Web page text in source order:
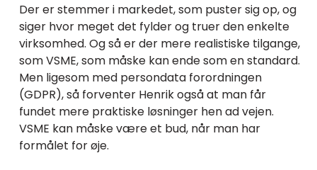
Der er stemmer i markedet, som puster sig op, og
siger hvor meget det fylder og truer den enkelte
virksomhed. Og så er der mere realistiske tilgange,
som VSME, som måske kan ende som en standard.
Men ligesom med persondata forordningen
(GDPR), så forventer Henrik også at man får
fundet mere praktiske løsninger hen ad vejen.
VSME kan måske være et bud, når man har
formålet for øje.